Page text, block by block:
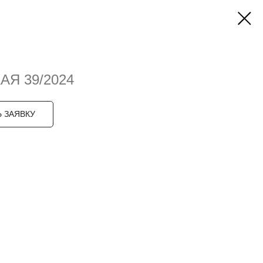
39/2024
ЗАЯВКУ